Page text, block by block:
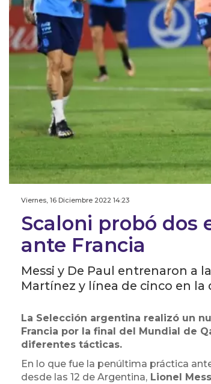
Viernes, 16 Diciembre 2022 14:23
Scaloni probó dos
ante Francia
Messi y De Paul entrenaron a
Martínez y línea de cinco en la
La Selección argentina realizó un
Francia por la final del Mundial de
diferentes tácticas.
En lo que fue la penúltima práctica
desde las 12 de Argentina, Lionel